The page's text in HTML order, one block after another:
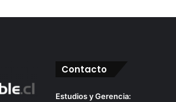
Contacto
Estudios y Gerencia: